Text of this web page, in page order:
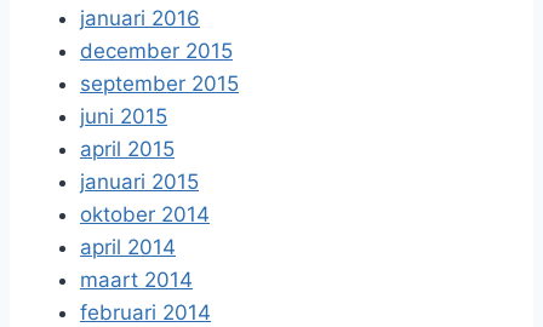
januari 2016
december 2015
september 2015
juni 2015
april 2015
januari 2015
oktober 2014
april 2014
maart 2014
februari 2014